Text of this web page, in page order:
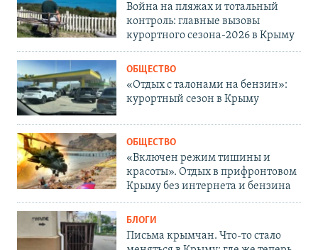
Война на пляжах и тотальный
контроль: главные вызовы
курортного сезона-2026 в Крыму
ОБЩЕСТВО
«Отдых с талонами на бензин»:
курортный сезон в Крыму
ОБЩЕСТВО
«Включен режим тишины и
красоты». Отдых в прифронтовом
Крыму без интернета и бензина
БЛОГИ
Письма крымчан. Что-то стало